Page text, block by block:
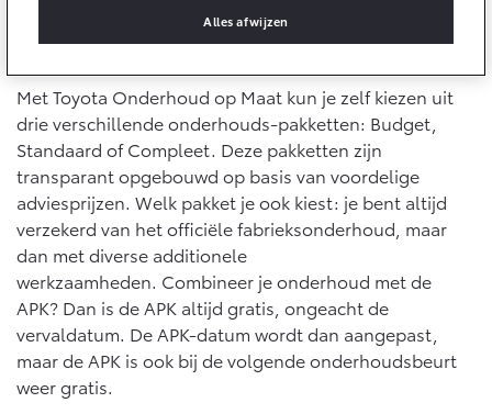
Vanaf € 39.995,- Vanaf € 36.495,-
Toyota C-HR+
BATTERIJ-ELEKTRISCH
Vanaf € 37.995,-
RAV4
PLUG-IN HYBRIDE
Vanaf € 49.995,-
bZ4X
BATTERIJ-ELEKTRISCH
Connected
Connected Services
MyToyota login
MyToyota App
Abonnementen
Multimedia
Connected check
Navigatie updates
Toyota Autoverzekering
Toyota Hybride Autoverzekering
Welk onderhoudspakket past het best bij
Met Toyota Onderhoud op Maat kun je zelf kiezen uit
drie verschillende onderhouds-pakketten: Budget,
Standaard of Compleet. Deze pakketten zijn
transparant opgebouwd op basis van voordelige
adviesprijzen. Welk pakket je ook kiest: je bent altijd
verzekerd van het officiële fabrieksonderhoud, maar
dan met diverse additionele
werkzaamheden. Combineer je onderhoud met de
APK? Dan is de APK altijd gratis, ongeacht de
vervaldatum. De APK-datum wordt dan aangepast,
maar de APK is ook bij de volgende onderhoudsbeurt
weer gratis.
Alles afwijzen